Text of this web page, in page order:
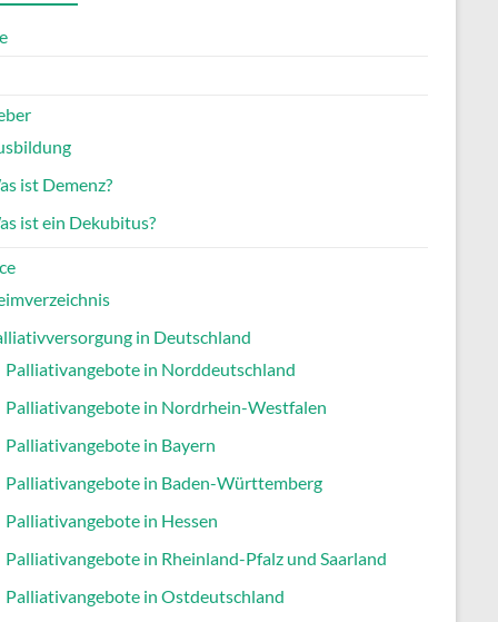
ist Demenz?
ist ein Dekubitus?
in Deutschland
Palliativangebote in Norddeutschland
Palliativangebote in Nordrhein-Westfalen
Palliativangebote in Bayern
Palliativangebote in Baden-Württemberg
Palliativangebote in Hessen
Palliativangebote in Rheinland-Pfalz und Saarland
Palliativangebote in Ostdeutschland